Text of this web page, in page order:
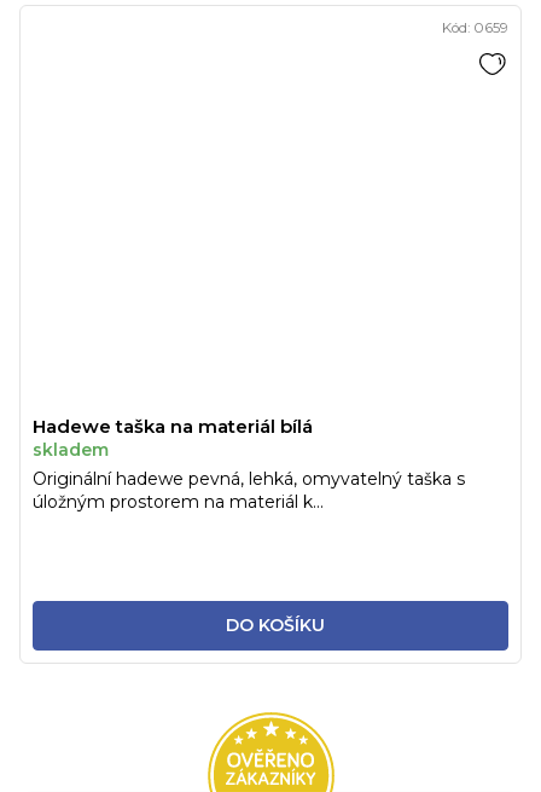
Hadewe taška na materiál bílá
skladem
DO KOŠÍKU
Originální hadewe pevná, lehká, omyvatelný taška s
úložným prostorem na materiál k...
Kód: 0659